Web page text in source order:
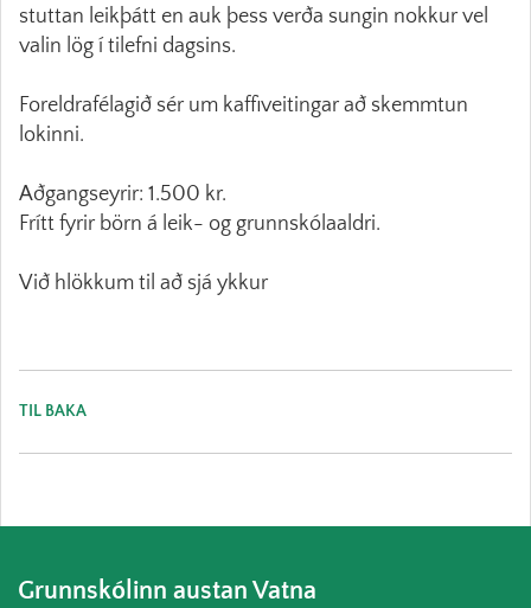
stuttan leikþátt en auk þess verða sungin nokkur vel
valin lög í tilefni dagsins.
Foreldrafélagið sér um kaffiveitingar að skemmtun
lokinni.
Aðgangseyrir: 1.500 kr.
Frítt fyrir börn á leik- og grunnskólaaldri.
Við hlökkum til að sjá ykkur
TIL BAKA
Grunnskólinn austan Vatna